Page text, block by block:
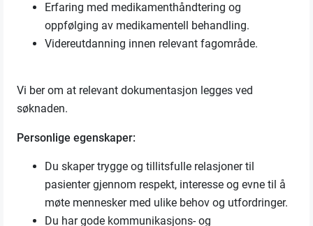
Erfaring med medikamenthåndtering og
oppfølging av medikamentell behandling.
Videreutdanning innen relevant fagområde.
Vi ber om at relevant dokumentasjon legges ved
søknaden.
Personlige egenskaper:
Du skaper trygge og tillitsfulle relasjoner til
pasienter gjennom respekt, interesse og evne til å
møte mennesker med ulike behov og utfordringer.
Du har gode kommunikasjons- og